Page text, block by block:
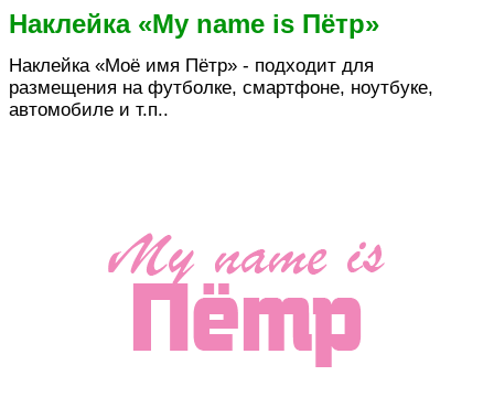
Наклейка «My name is Пётр»
Наклейка «Моё имя Пётр» - подходит для
размещения на футболке, смартфоне, ноутбуке,
автомобиле и т.п..